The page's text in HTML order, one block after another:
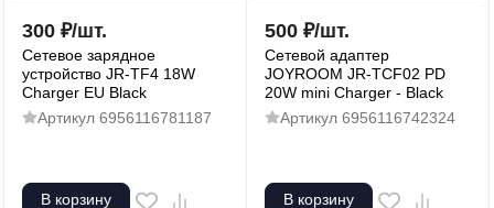
300 ₽/шт.
Сетевое зарядное
устройство JR-TF4 18W
Charger EU Black
Артикул 6956116781187
В корзину
500 ₽/шт.
Сетевой адаптер
JOYROOM JR-TCF02 PD
20W mini Charger - Black
Артикул 6956116742324
В корзину